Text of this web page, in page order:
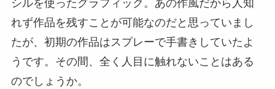
シルを使ったグラフィック。あの作風だから人知
れず作品を残すことが可能なのだと思っていまし
たが、初期の作品はスプレーで手書きしていたよ
うです。その間、全く人目に触れないことはある
のでしょうか。